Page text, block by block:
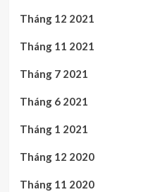
Tháng 12 2021
Tháng 11 2021
Tháng 7 2021
Tháng 6 2021
Tháng 1 2021
Tháng 12 2020
Tháng 11 2020